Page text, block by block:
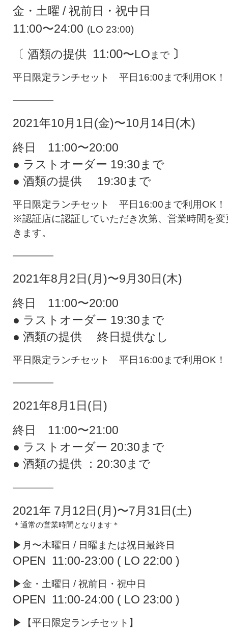
金・土曜 / 祝前日・祝中日
11:00〜24:00 (LO 23:00)
〔 酒類の提供 11:00〜LO まで 〕
平日限定ランチセット 平日16:00まで利用OK！
————
2021年10月1日(金)〜10月14日(木)
終日 11:00〜20:00
● ラストオーダー 19:30まで
● 酒類の提供 19:30まで
平日限定ランチセット 平日16:00まで利用OK！
※認証店に認証していただき次第、営業時間を変
きます。
————
2021年8月2日(月)〜9月30日(木)
終日 11:00〜20:00
● ラストオーダー 19:30まで
● 酒類の提供 終日提供なし
平日限定ランチセット 平日16:00まで利用OK！
————
2021年8月1日(日)
終日 11:00〜21:00
● ラストオーダー 20:30まで
● 酒類の提供 ：20:30まで
————
2021年 7月12日(月)〜7月31日(土)
＊通常の営業時間となります＊
▶︎月〜木曜日 / 日曜または祝日最終日
OPEN 11:00-23:00 ( LO 22:00 )
▶︎金・土曜日 / 祝前日・祝中日
OPEN 11:00-24:00 ( LO 23:00 )
▶︎【平日限定ランチセット】